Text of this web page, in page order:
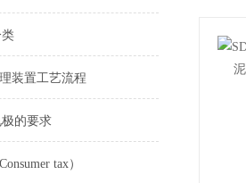
装置工艺流程
的要求
tax）